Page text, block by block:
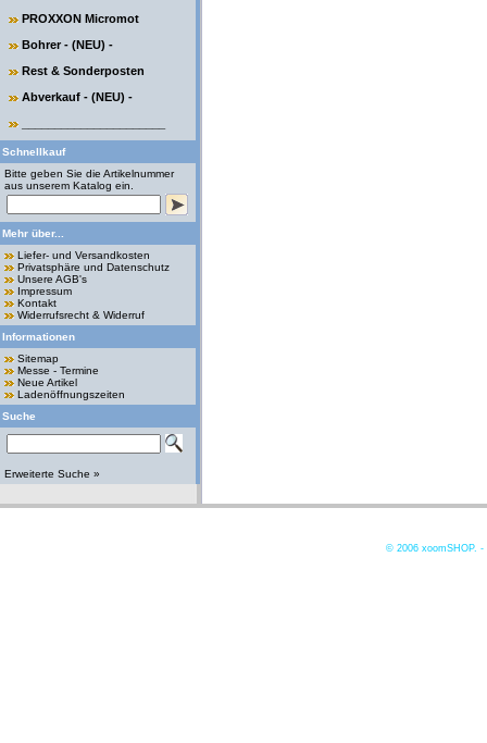
PROXXON Micromot
Bohrer - (NEU) -
Rest & Sonderposten
Abverkauf - (NEU) -
Schnellkauf
Bitte geben Sie die Artikelnummer
aus unserem Katalog ein.
Mehr über...
Liefer- und Versandkosten
Privatsphäre und Datenschutz
Unsere AGB's
Impressum
Kontakt
Widerrufsrecht & Widerruf
Informationen
Sitemap
Messe - Termine
Neue Artikel
Ladenöffnungszeiten
Suche
Erweiterte Suche »
© 2006 xoomSHOP. -